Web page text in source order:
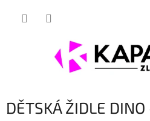
DĚTSKÁ ŽIDLE